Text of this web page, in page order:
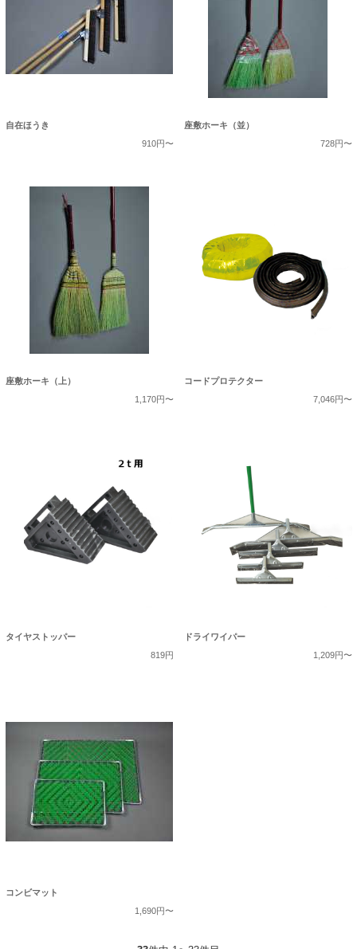
自在ほうき
910円〜
座敷ホーキ（並）
728円〜
座敷ホーキ（上）
1,170円〜
コードプロテクター
7,046円〜
タイヤストッパー
819円
ドライワイパー
1,209円〜
コンビマット
1,690円〜